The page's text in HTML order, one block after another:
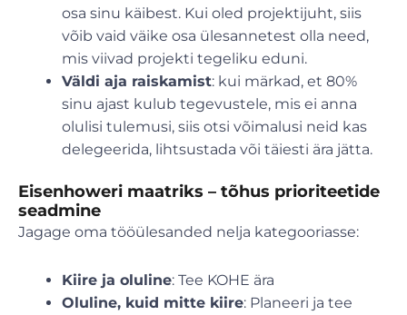
osa sinu käibest. Kui oled projektijuht, siis
võib vaid väike osa ülesannetest olla need,
mis viivad projekti tegeliku eduni.
Väldi aja raiskamist: kui märkad, et 80%
sinu ajast kulub tegevustele, mis ei anna
olulisi tulemusi, siis otsi võimalusi neid kas
delegeerida, lihtsustada või täiesti ära jätta.
Eisenhoweri maatriks – tõhus prioriteetide
seadmine
Jagage oma tööülesanded nelja kategooriasse:
Kiire ja oluline: Tee KOHE ära
Oluline, kuid mitte kiire: Planeeri ja tee